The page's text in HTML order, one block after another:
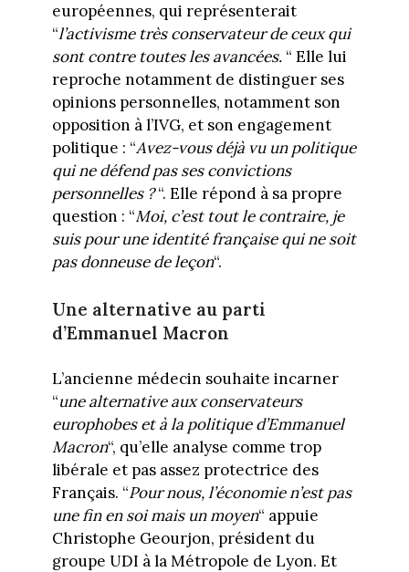
européennes, qui représenterait
“l’activisme très conservateur de ceux qui
sont contre toutes les avancées.“ Elle lui
reproche notamment de distinguer ses
opinions personnelles, notamment son
opposition à l’IVG, et son engagement
politique : “Avez-vous déjà vu un politique
qui ne défend pas ses convictions
personnelles ?“. Elle répond à sa propre
question : “Moi, c’est tout le contraire, je
suis pour une identité française qui ne soit
pas donneuse de leçon“.
Une alternative au parti
d’Emmanuel Macron
L’ancienne médecin souhaite incarner
“une alternative aux conservateurs
europhobes et à la politique d’Emmanuel
Macron“, qu’elle analyse comme trop
libérale et pas assez protectrice des
Français. “Pour nous, l’économie n’est pas
une fin en soi mais un moyen“ appuie
Christophe Geourjon, président du
groupe UDI à la Métropole de Lyon. Et